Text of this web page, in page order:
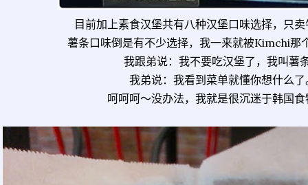
目前加上素食汉堡共有八种汉堡口味选择，只
薯条口味倒是有不少选择，我一来就被Kimchi那
我跟弟说：我不要吃汉堡了，我叫薯
我弟说：我看到菜单就懂你想什么了
呵呵呵～没办法，我就是很沉迷于韩国